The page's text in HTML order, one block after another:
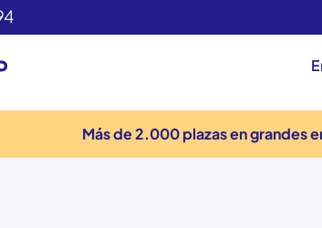
Más de 2.000 plazas en grandes